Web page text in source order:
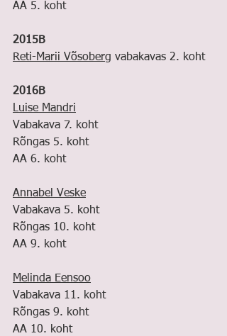
AA 5. koht
2015B
Reti-Marii Võsoberg vabakavas 2. koht
2016B
Luise Mandri
Vabakava 7. koht
Rõngas 5. koht
AA 6. koht
Annabel Veske
Vabakava 5. koht
Rõngas 10. koht
AA 9. koht
Melinda Eensoo
Vabakava 11. koht
Rõngas 9. koht
AA 10. koht